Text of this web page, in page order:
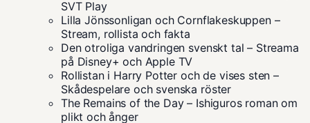
SVT Play
Lilla Jönssonligan och Cornflakeskuppen –
Stream, rollista och fakta
Den otroliga vandringen svenskt tal – Streama
på Disney+ och Apple TV
Rollistan i Harry Potter och de vises sten –
Skådespelare och svenska röster
The Remains of the Day – Ishiguros roman om
plikt och ånger